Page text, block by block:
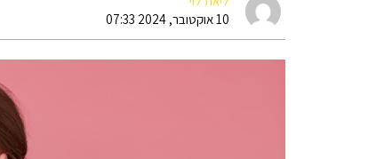
10 אוקטובר, 2024 07:33